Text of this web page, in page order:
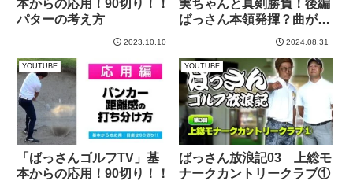
本からの応用！90切り！！
パターの考え方
2023.10.10
実ちゃんと真剣勝負！後編
ばっさん本領発揮？曲がら
ない実力派女子に大苦
2024.08.31
YOUTUBE
「ばっさんゴルフTV」基
本からの応用！90切り！！
YOUTUBE
ばっさん放浪記03 上総モ
ナークカントリークラブ①